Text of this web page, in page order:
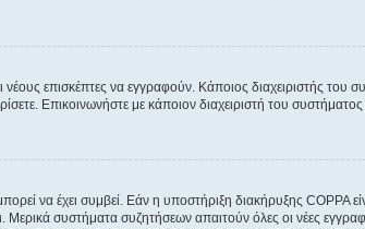
νέους επισκέπτες να εγγραφούν. Κάποιος διαχειριστής του
Επικοινωνήστε με κάποιον διαχειριστή του
να έχει συμβεί. Εάν η υποστήριξη διακήρυξης COPPA
συστήματα συζητήσεων απαιτούν όλες οι νέες